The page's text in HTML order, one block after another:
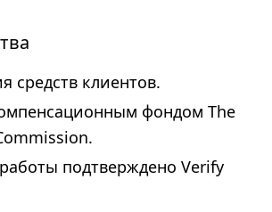
средств клиентов.
фондом The
подтверждено Verify